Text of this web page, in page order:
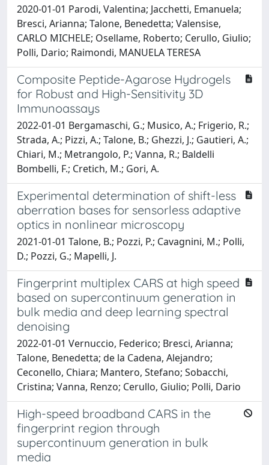
2020-01-01 Parodi, Valentina; Jacchetti, Emanuela;
Bresci, Arianna; Talone, Benedetta; Valensise,
CARLO MICHELE; Osellame, Roberto; Cerullo, Giulio;
Polli, Dario; Raimondi, MANUELA TERESA
Composite Peptide-Agarose Hydrogels
for Robust and High-Sensitivity 3D
Immunoassays
2022-01-01 Bergamaschi, G.; Musico, A.; Frigerio, R.;
Strada, A.; Pizzi, A.; Talone, B.; Ghezzi, J.; Gautieri, A.;
Chiari, M.; Metrangolo, P.; Vanna, R.; Baldelli
Bombelli, F.; Cretich, M.; Gori, A.
Experimental determination of shift-less
aberration bases for sensorless adaptive
optics in nonlinear microscopy
2021-01-01 Talone, B.; Pozzi, P.; Cavagnini, M.; Polli,
D.; Pozzi, G.; Mapelli, J.
Fingerprint multiplex CARS at high speed
based on supercontinuum generation in
bulk media and deep learning spectral
denoising
2022-01-01 Vernuccio, Federico; Bresci, Arianna;
Talone, Benedetta; de la Cadena, Alejandro;
Ceconello, Chiara; Mantero, Stefano; Sobacchi,
Cristina; Vanna, Renzo; Cerullo, Giulio; Polli, Dario
High-speed broadband CARS in the
fingerprint region through
supercontinuum generation in bulk
media